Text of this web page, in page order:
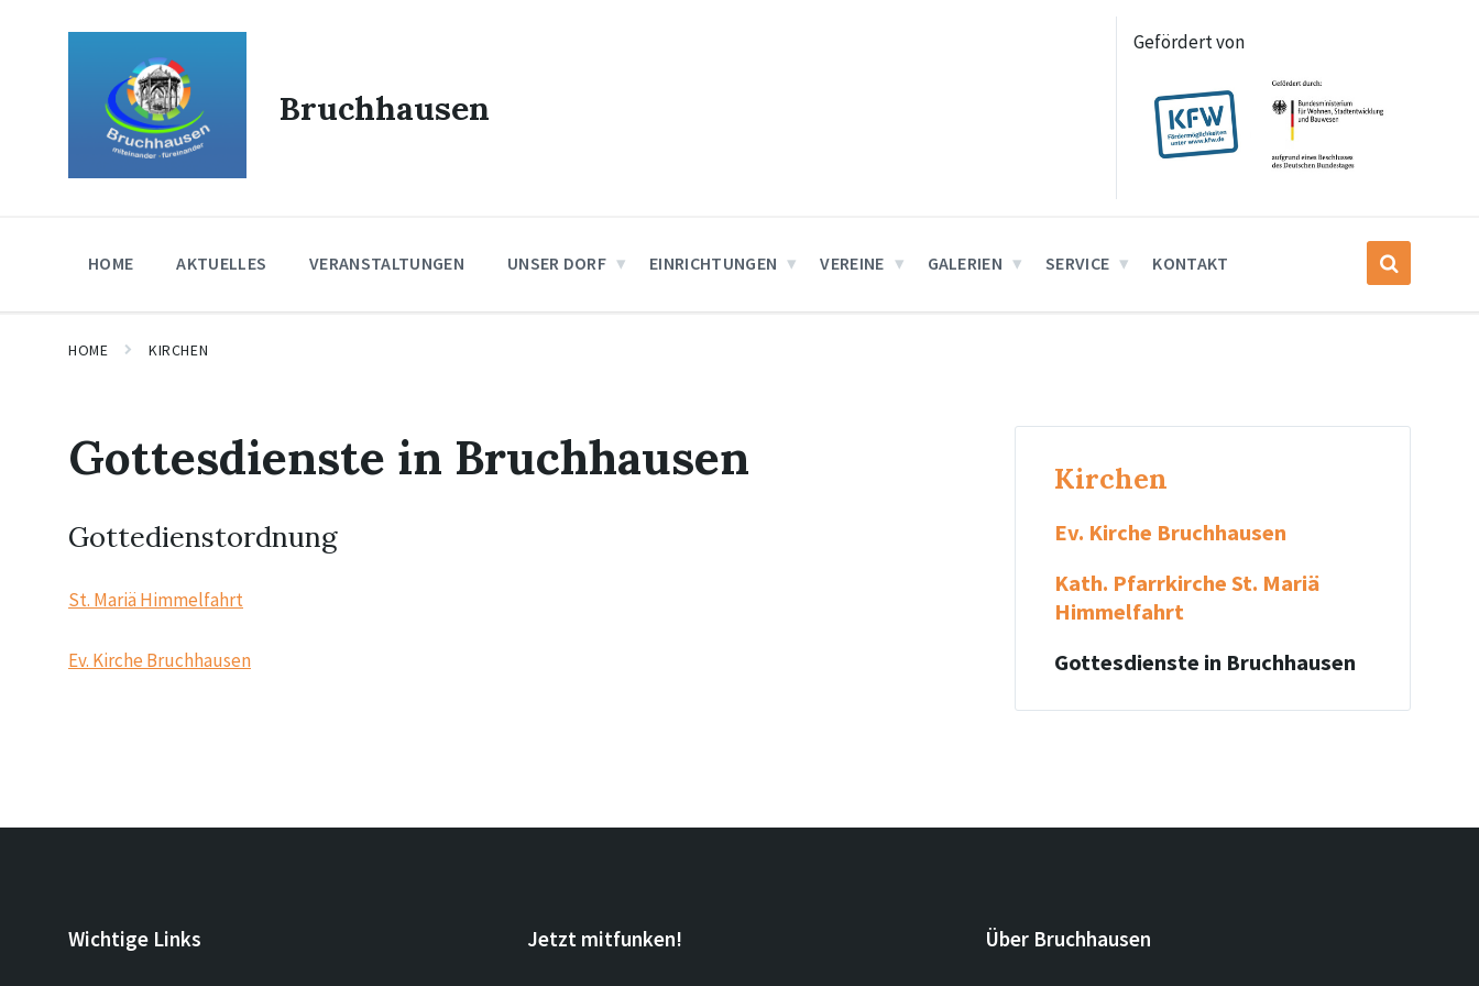
Bruchhausen
Gefördert von
HOME AKTUELLES VERANSTALTUNGEN UNSER DORF EINRICHTUNGEN VEREINE GALERIEN SERVICE KONTAKT
HOME KIRCHEN
Gottesdienste in Bruchhausen
Gottedienstordnung
St. Mariä Himmelfahrt
Ev. Kirche Bruchhausen
Kirchen
Ev. Kirche Bruchhausen
Kath. Pfarrkirche St. Mariä
Himmelfahrt
Gottesdienste in Bruchhausen
Wichtige Links Jetzt mitfunken! Über Bruchhausen